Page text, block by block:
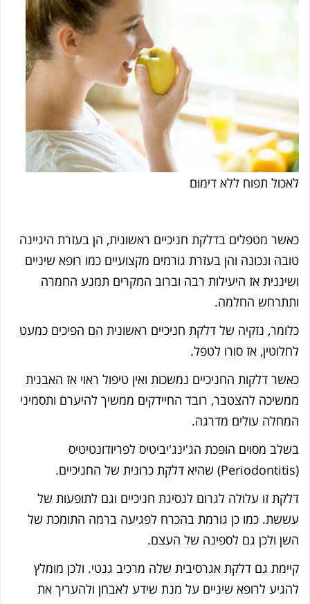
תפוח ללא דימום
מטפלים בדלקת חניכיים ראשונית, הן בעזרת היגיינה
ונכונה והן בעזרת גורמים מקצועיים כמו רופא שיניים
אז היעילות רבה וברוב המקרים תמנע החמרה
החלמה.
נזקיה של דלקת חניכיים ראשונית הם הפיכים כמעט
אז סורו לטפל.
דלקות החניכיים נמשכות ואין טיפול ראוי אז האבנית
להצטבר, רובד החיידקים ממשיך להיערם ותסמיני
עולים מדרגה.
מסוים הופכת הג'ינג'יביטיס לפריודונטיטיס
זו עלולה לגרום לנסיגת חניכיים וגם לתופעות של
כמו כן גורמת בהכרח לפגיעה ברמה התומכת של
ולכן גם לספינה של העצם.
גם דלקת אגרסיבית שלה מרכיב גנטי. ולכן מומלץ
לרופא שיניים על מנת שידע לאבחן ולהעריך את